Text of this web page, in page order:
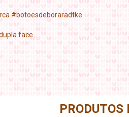
#botoesdeboraradtke
face.
PRODUTOS